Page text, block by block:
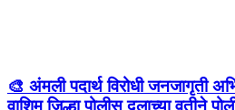
🎨 अंमली पदार्थ विरोधी जनजागृती